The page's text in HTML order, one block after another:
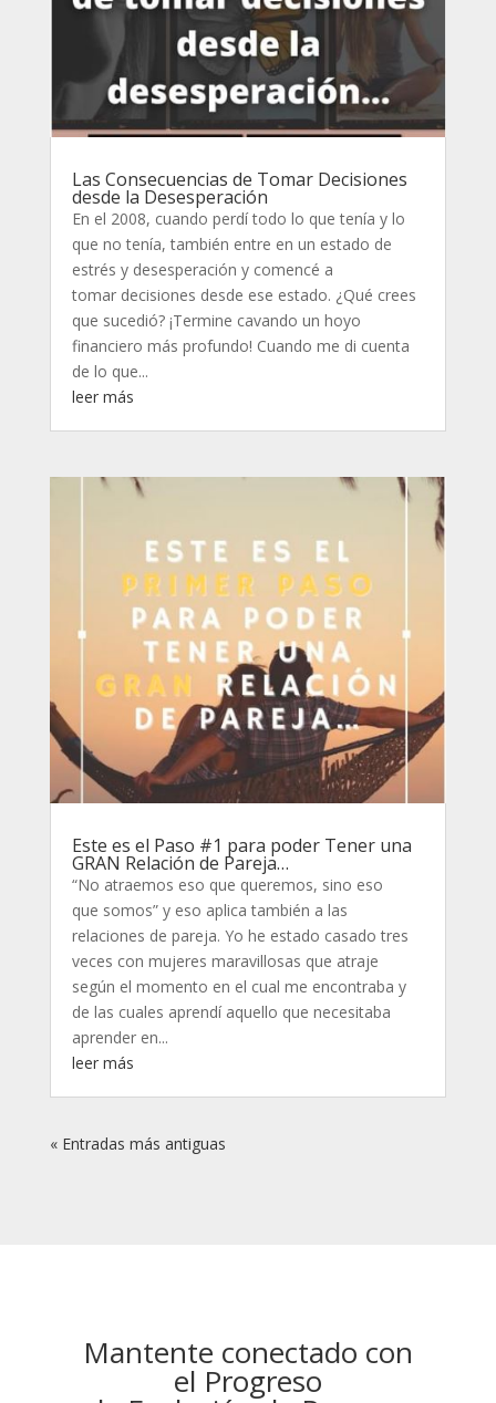
Las Consecuencias de Tomar Decisiones
desde la Desesperación
En el 2008, cuando perdí todo lo que tenía y lo
que no tenía, también entre en un estado de
estrés y desesperación y comencé a
tomar decisiones desde ese estado. ¿Qué crees
que sucedió? ¡Termine cavando un hoyo
financiero más profundo! Cuando me di cuenta
de lo que...
leer más
Este es el Paso #1 para poder Tener una
GRAN Relación de Pareja…
“No atraemos eso que queremos, sino eso
que somos” y eso aplica también a las
relaciones de pareja. Yo he estado casado tres
veces con mujeres maravillosas que atraje
según el momento en el cual me encontraba y
de las cuales aprendí aquello que necesitaba
aprender en...
leer más
« Entradas más antiguas
Mantente conectado con
el Progreso